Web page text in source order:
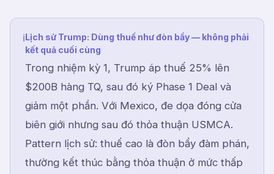
ℹLịch sử Trump: Dùng thuế như đòn bẩy — không phải
kết quả cuối cùng
Trong nhiệm kỳ 1, Trump áp thuế 25% lên
$200B hàng TQ, sau đó ký Phase 1 Deal và
giảm một phần. Với Mexico, đe dọa đóng cửa
biên giới nhưng sau đó thỏa thuận USMCA.
Pattern lịch sử: thuế cao là đòn bẩy đàm phán,
thường kết thúc bằng thỏa thuận ở mức thấp